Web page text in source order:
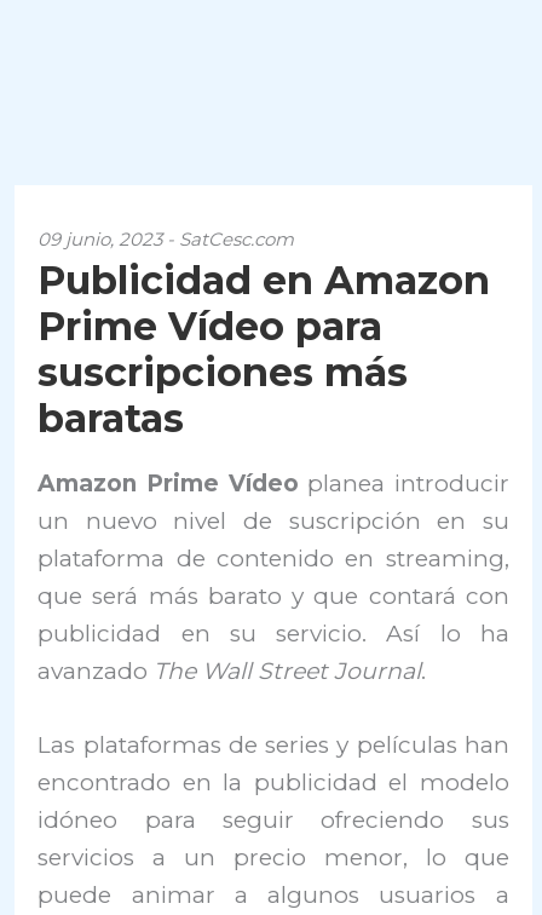
09 junio, 2023 - SatCesc.com
Publicidad en Amazon
Prime Vídeo para
suscripciones más
baratas
Amazon Prime Vídeo planea introducir
un nuevo nivel de suscripción en su
plataforma de contenido en streaming,
que será más barato y que contará con
publicidad en su servicio. Así lo ha
avanzado The Wall Street Journal.
Las plataformas de series y películas han
encontrado en la publicidad el modelo
idóneo para seguir ofreciendo sus
servicios a un precio menor, lo que
puede animar a algunos usuarios a